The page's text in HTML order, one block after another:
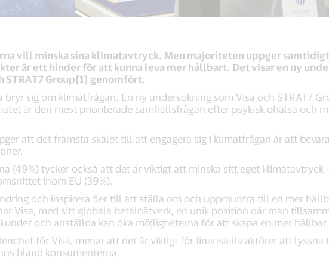
vill minska sina klimatavtryck. Men majoriteten uppger
är ett hinder för att kunna leva mer hållbart. Det visar en ny
STRAT7 Group[1] genomfört.
bryr sig om klimatfrågan. En ny undersökning som Visa och STRAT7
är den mest prioriterade samhällsfrågan efter psykisk ohälsa och
att det främsta skälet till att engagera sig i klimatfrågan är att
(49%) tycker också att det är viktigt att minska sitt eget klimatavtryck
inom EU (39%).
och inspirera fler till att ställa om och uppmuntra till en mer
Visa, med sitt globala betalnätverk, en unik position där man
och anställda kan öka möjligheterna för att skapa en mer
för Visa, menar att det är viktigt för finansiella aktörer att lyssna
bland konsumenterna.